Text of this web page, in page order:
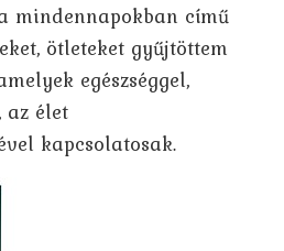
mindennapokban című
ötleteket gyűjtöttem
egészséggel,
az élet
kapcsolatosak.